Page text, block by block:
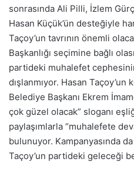
sonrasında Ali Pilli, İzlem
Hasan Küçük’ün desteğiyle
Taçoy’un tavrının önemli
Başkanlığı seçimine bağlı
partideki muhalefet
dışlanmıyor. Hasan
Belediye Başkanı Ekrem
çok güzel olacak” sloganı
paylaşımlarla “muhalefete
bulunuyor. Kampanyasında
Taçoy’un partideki geleceği